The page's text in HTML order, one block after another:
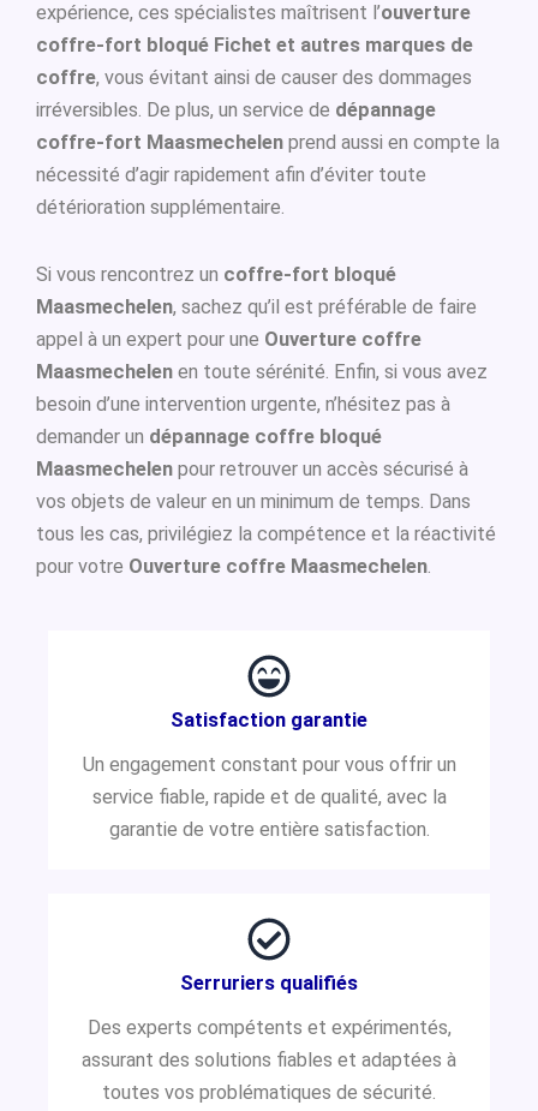
expérience, ces spécialistes maîtrisent l’ouverture
coffre-fort bloqué Fichet et autres marques de
coffre, vous évitant ainsi de causer des dommages
irréversibles. De plus, un service de dépannage
coffre-fort Maasmechelen prend aussi en compte la
nécessité d’agir rapidement afin d’éviter toute
détérioration supplémentaire.
Si vous rencontrez un coffre-fort bloqué
Maasmechelen, sachez qu’il est préférable de faire
appel à un expert pour une Ouverture coffre
Maasmechelen en toute sérénité. Enfin, si vous avez
besoin d’une intervention urgente, n’hésitez pas à
demander un dépannage coffre bloqué
Maasmechelen pour retrouver un accès sécurisé à
vos objets de valeur en un minimum de temps. Dans
tous les cas, privilégiez la compétence et la réactivité
pour votre Ouverture coffre Maasmechelen.
Satisfaction garantie
Un engagement constant pour vous offrir un
service fiable, rapide et de qualité, avec la
garantie de votre entière satisfaction.
Serruriers qualifiés
Des experts compétents et expérimentés,
assurant des solutions fiables et adaptées à
toutes vos problématiques de sécurité.